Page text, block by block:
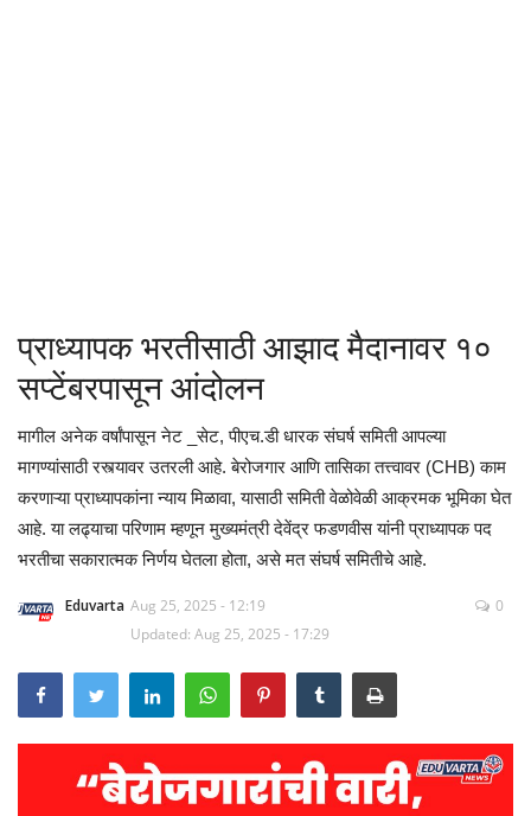
गॅलरी
Language
प्राध्यापक भरतीसाठी आझाद मैदानावर १०
सप्टेंबरपासून आंदोलन
मागील अनेक वर्षांपासून नेट _सेट, पीएच.डी धारक संघर्ष समिती आपल्या
मागण्यांसाठी रस्त्यावर उतरली आहे. बेरोजगार आणि तासिका तत्त्वावर (CHB) काम
करणाऱ्या प्राध्यापकांना न्याय मिळावा, यासाठी समिती वेळोवेळी आक्रमक भूमिका घेत
आहे. या लढ्याचा परिणाम म्हणून मुख्यमंत्री देवेंद्र फडणवीस यांनी प्राध्यापक पद
भरतीचा सकारात्मक निर्णय घेतला होता, असे मत संघर्ष समितीचे आहे.
Eduvarta Aug 25, 2025 - 12:19
Updated: Aug 25, 2025 - 17:29
0